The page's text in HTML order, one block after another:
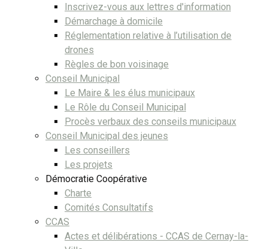
Inscrivez-vous aux lettres d'information
Démarchage à domicile
Réglementation relative à l’utilisation de
drones
Règles de bon voisinage
Conseil Municipal
Le Maire & les élus municipaux
Le Rôle du Conseil Municipal
Procès verbaux des conseils municipaux
Conseil Municipal des jeunes
Les conseillers
Les projets
Démocratie Coopérative
Charte
Comités Consultatifs
CCAS
Actes et délibérations - CCAS de Cernay-la-